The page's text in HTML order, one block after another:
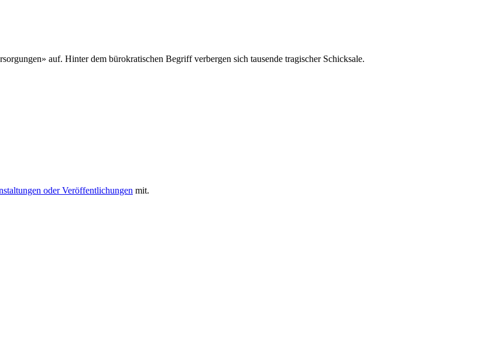
auf. Hinter dem bürokratischen Begriff verbergen sich tausende tragischer Schicksale.
oder Veröffentlichungen mit.